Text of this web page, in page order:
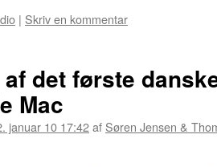
| Skriv en kommentar
det første
Mac
januar 10 17:42af Søren Jensen &